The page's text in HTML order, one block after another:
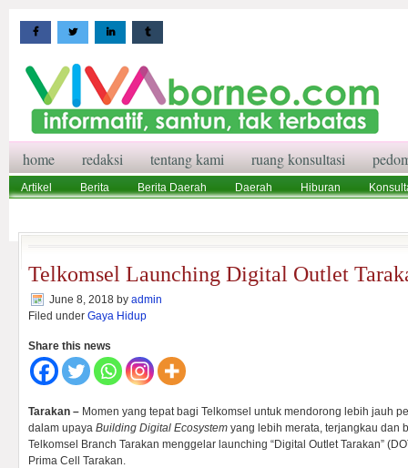
home redaksi tentang kami ruang konsultasi
Artikel Berita Berita Daerah Daerah Hiburan
Telkomsel Launching Digital Outlet
June 8, 2018 by admin
Filed under Gaya Hidup
Share this news
Tarakan – Momen yang tepat bagi Telkomsel untuk mendorong lebih jauh
dalam upaya Building Digital Ecosystem yang lebih merata, terjangkau dan
Telkomsel Branch Tarakan menggelar launching “Digital Outlet Tarakan”
Prima Cell Tarakan.